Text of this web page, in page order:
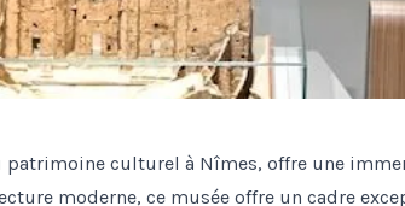
patrimoine culturel à Nîmes, offre une
moderne, ce musée offre un cadre